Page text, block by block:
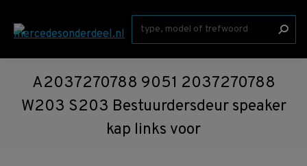
Zoeken:
A2037270788 9051 2037270788
W203 S203 Bestuurdersdeur speaker
kap links voor